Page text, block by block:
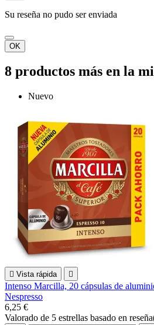
Su reseña no pudo ser enviada
OK
8 productos más en la
Nuevo
 Vista rápida 
Intenso Marcilla, 20 cápsulas de
Nespresso
6,25 €
Valorado de 5 estrellas basado en